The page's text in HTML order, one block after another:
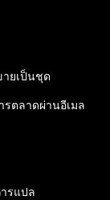
ยเป็นชุด
รตลาดผ่านอีเมล
รแปล